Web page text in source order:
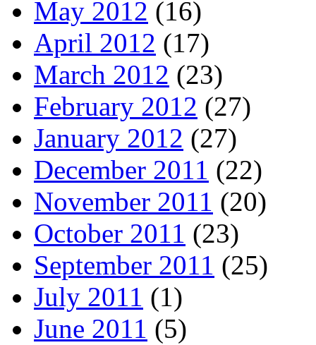
May 2012 (16)
April 2012 (17)
March 2012 (23)
February 2012 (27)
January 2012 (27)
December 2011 (22)
November 2011 (20)
October 2011 (23)
September 2011 (25)
July 2011 (1)
June 2011 (5)